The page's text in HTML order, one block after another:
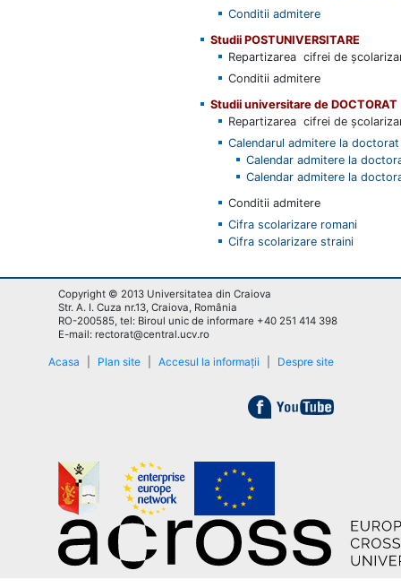
Conditii admitere
Studii POSTUNIVERSITARE
Repartizarea cifrei de
Conditii admitere
Studii universitare de DOCTORAT
Repartizarea cifrei de
Calendarul admitere la doctorat
Calendar admitere la
Calendar admitere la
Conditii admitere
Cifra scolarizare romani
Cifra scolarizare straini
Copyright © 2013 Universitatea din Craiova
Str. A. I. Cuza nr.13, Craiova, România
RO-200585, tel: Biroul unic de informare +40 251 414 398
E-mail: rectorat@central.ucv.ro
Acasa Plan site Accesul la informații Despre site